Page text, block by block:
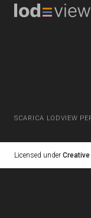
SCARICA LODVIEW
Licensed under